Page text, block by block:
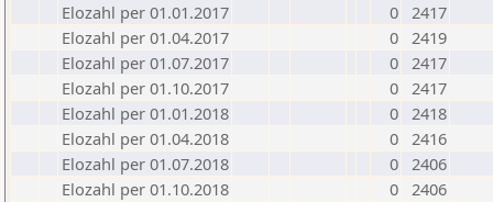
Elozahl per 01.01.2017
0 2417
Elozahl per 01.04.2017
0 2419
Elozahl per 01.07.2017
0 2417
Elozahl per 01.10.2017
0 2417
Elozahl per 01.01.2018
0 2418
Elozahl per 01.04.2018
0 2416
Elozahl per 01.07.2018
0 2406
Elozahl per 01.10.2018
0 2406